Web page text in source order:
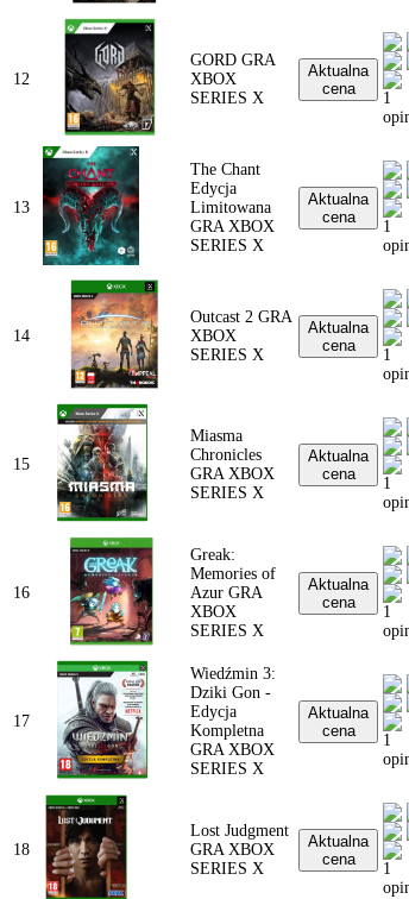
12
GORD GRA
XBOX
SERIES X
Aktualna
cena
1
13
The Chant
Edycja
Limitowana
GRA XBOX
SERIES X
Aktualna
cena
1
14
Outcast 2 GRA
XBOX
SERIES X
Aktualna
cena
1
15
Miasma
Chronicles
GRA XBOX
SERIES X
Aktualna
cena
1
16
Greak:
Memories of
Azur GRA
XBOX
SERIES X
Aktualna
cena
1
17
Wiedźmin 3:
Dziki Gon -
Edycja
Kompletna
GRA XBOX
SERIES X
Aktualna
cena
1
18
Lost Judgment
GRA XBOX
SERIES X
Aktualna
cena
1